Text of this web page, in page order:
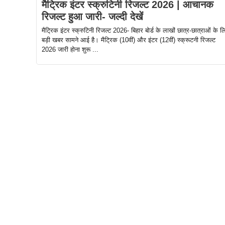
मैट्रिक इंटर स्क्रुटिनी रिजल्ट 2026 | आचानक
रिजल्ट हुआ जारी- जल्दी देखें
मैट्रिक इंटर स्क्रुटिनी रिजल्ट 2026- बिहार बोर्ड के लाखों छात्र-छात्राओं के
बड़ी खबर सामने आई है। मैट्रिक (10वीं) और इंटर (12वीं) स्क्रूटनी रिजल्ट
2026 जारी होना शुरू ...